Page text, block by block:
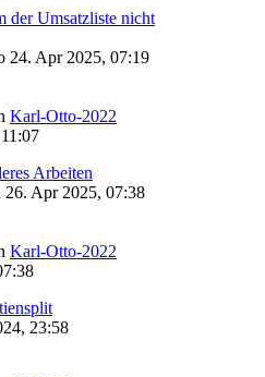
Umsatzliste nicht
24. Apr 2025, 07:19
Karl-Otto-2022
Arbeiten
26. Apr 2025, 07:38
Karl-Otto-2022
23:58